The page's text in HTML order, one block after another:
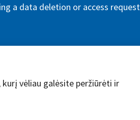
a data deletion or access request
vėliau galėsite peržiūrėti ir